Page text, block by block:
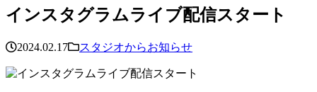
インスタグラムライブ配信スタート
2024.02.17 スタジオからお知らせ